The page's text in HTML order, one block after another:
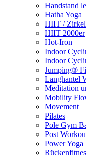
Handstand
Hatha Yoga
HIIT /
HIIT 2000er
Hot-Iron
Indoor
Indoor
Jumping®
Langhantel
Meditation
Mobility
Movement
Pilates
Pole Gym
Post
Power Yoga